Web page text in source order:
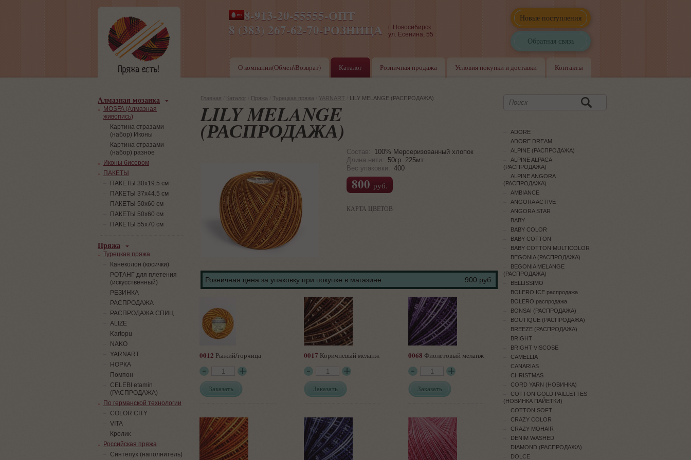
Новые поступления
Обратная связь
8-913-20-55555-ОПТ
8 (383) 267-62-70-РОЗНИЦА
ПН-ПТ 8-17,СБ-ВС 9-17
г. Новосибирск
ул. Есенина, 55
О компании(Обмен\Возврат) Каталог Розничная продажа Условия покупки и доставки Контакты
Главная Каталог Пряжа Турецкая пряжа YARNART LILY MELANGE (РАСПРОДАЖА)
LILY MELANGE
(РАСПРОДАЖА)
Состав:
100% Мерсеризованный хлопок
Длина нити:
50гр. 225мт.
Вес упаковки: 400
800 руб.
КАРТА ЦВЕТОВ
Розничная цена за упаковку при покупке в магазине: 900 руб.
0012 Рыжий/горчица
Заказать
0017 Коричневый меланж
Заказать
0068 Фиолетовый меланж
Заказать
Алмазная мозаика
MOSFA (Алмазная
живопись)
Картина стразами
(набор) Иконы
Картина стразами
(набор) разное
Иконы бисером
ПАКЕТЫ
ПАКЕТЫ 30х19.5 см
ПАКЕТЫ 37х44.5 см
ПАКЕТЫ 50х60 см
ПАКЕТЫ 50х60 см
ПАКЕТЫ 55х70 см
Пряжа
Турецкая пряжа
Канеколон (косички)
РОТАНГ для плетения
(искусственный)
PЕЗИНКА
РАСПРОДАЖА
РАСПРОДАЖА СПИЦ
ALIZE
Kartopu
NAKO
YARNART
НОРКА
Помпон
СELEBI etamin
(РАСПРОДАЖА)
По германской технологии
COLOR CITY
VITA
Кролик
Российская пряжа
Синтепух (наполнитель)
ADORE
ADORE DREAM
ALPINE (РАСПРОДАЖА)
ALPINE ALPACA
(РАСПРОДАЖА)
ALPINE ANGORA
(РАСПРОДАЖА)
AMBIANCE
ANGORA ACTIVE
ANGORA STAR
BABY
BABY COLOR
BABY COTTON
BABY COTTON MULTICOLOR
BEGONIA (РАСПРОДАЖА)
BEGONIA MELANGE
(РАСПРОДАЖА)
BELLISSIMO
BOLERO ICE распродажа
BOLERO распродажа
BONSAI (РАСПРОДАЖА)
BOUTIQUE (РАСПРОДАЖА)
BREEZE (РАСПРОДАЖА)
BRIGHT
BRIGHT VISCOSE
CAMELLIA
CANARIAS
CHRISTMAS
CORD YARN (НОВИНКА)
COTTON GOLD PAILLETTES
(НОВИНКА ПАЙЕТКИ)
COTTON SOFT
CRAZY COLOR
CRAZY MOHAIR
DENIM WASHED
DIAMOND (РАСПРОДАЖА)
DOLCE